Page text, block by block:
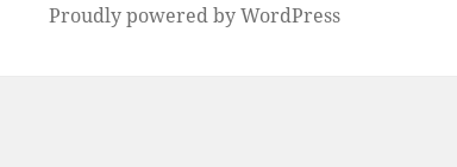
Proudly powered by WordPress